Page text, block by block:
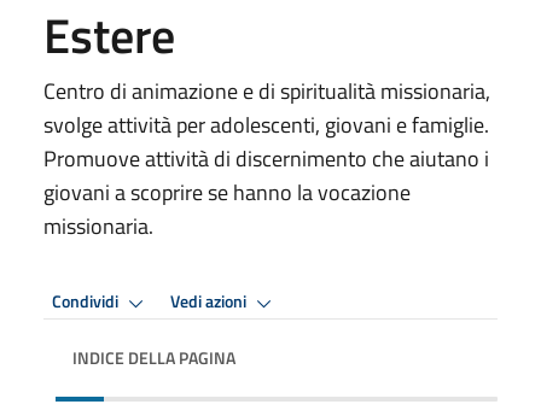
Estere
Centro di animazione e di spiritualità missionaria,
svolge attività per adolescenti, giovani e famiglie.
Promuove attività di discernimento che aiutano i
giovani a scoprire se hanno la vocazione
missionaria.
Condividi Vedi azioni
INDICE DELLA PAGINA